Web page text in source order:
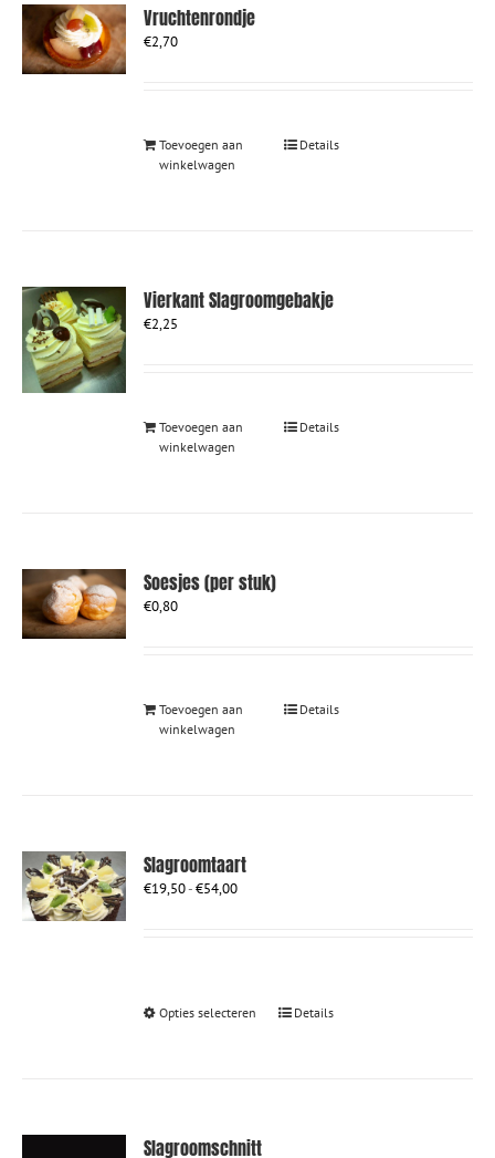
productpagina
Vruchtenrondje
€2,70
Toevoegen aan
winkelwagen
Details
Vierkant Slagroomgebakje
€2,25
Toevoegen aan
winkelwagen
Details
Soesjes (per stuk)
€0,80
Toevoegen aan
winkelwagen
Details
Slagroomtaart
€19,50-€54,00Prijsklasse:
Opties selecteren
DitDetails
Slagroomschnitt